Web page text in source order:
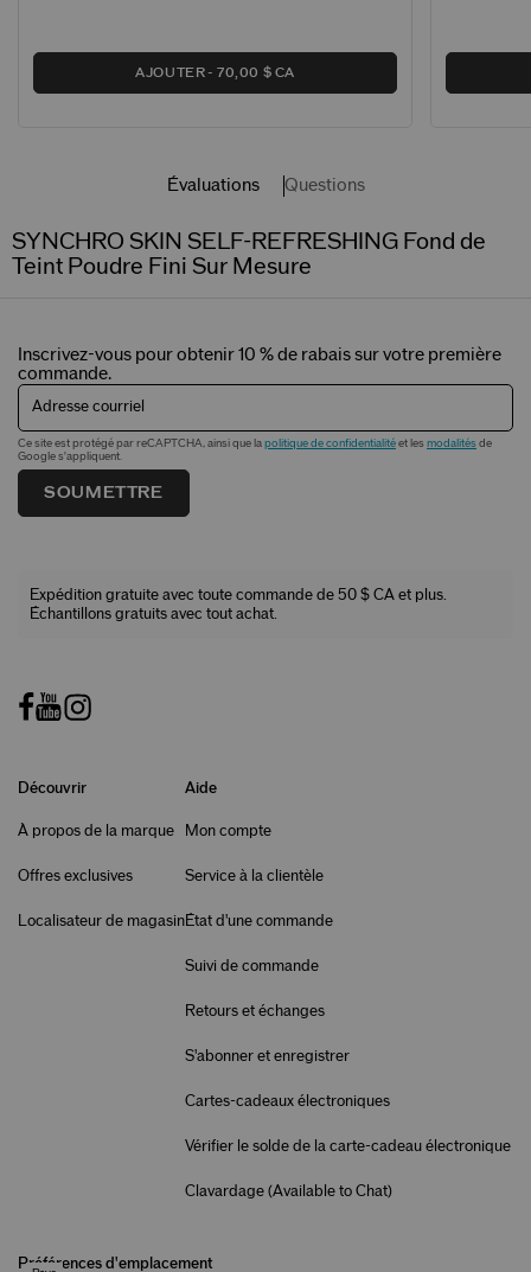
AJOUTER 70,00 $ CA
Évaluations Questions
SYNCHRO SKIN SELF-REFRESHING Fond de
Teint Poudre Fini Sur Mesure
Inscrivez-vous pour obtenir 10 % de rabais sur votre première
commande.
Adresse courriel
Ce site est protégé par reCAPTCHA, ainsi que la politique de confidentialité et les modalités de
Google s'appliquent.
SOUMETTRE
Expédition gratuite avec toute commande de 50 $ CA et plus.
Échantillons gratuits avec tout achat.
Découvrir
À propos de la marque
Offres exclusives
Localisateur de magasin
Aide
Mon compte
Service à la clientèle
État d'une commande
Suivi de commande
Retours et échanges
S'abonner et enregistrer
Cartes-cadeaux électroniques
Vérifier le solde de la carte-cadeau électronique
Clavardage (Available to Chat)
Préférences d'emplacement